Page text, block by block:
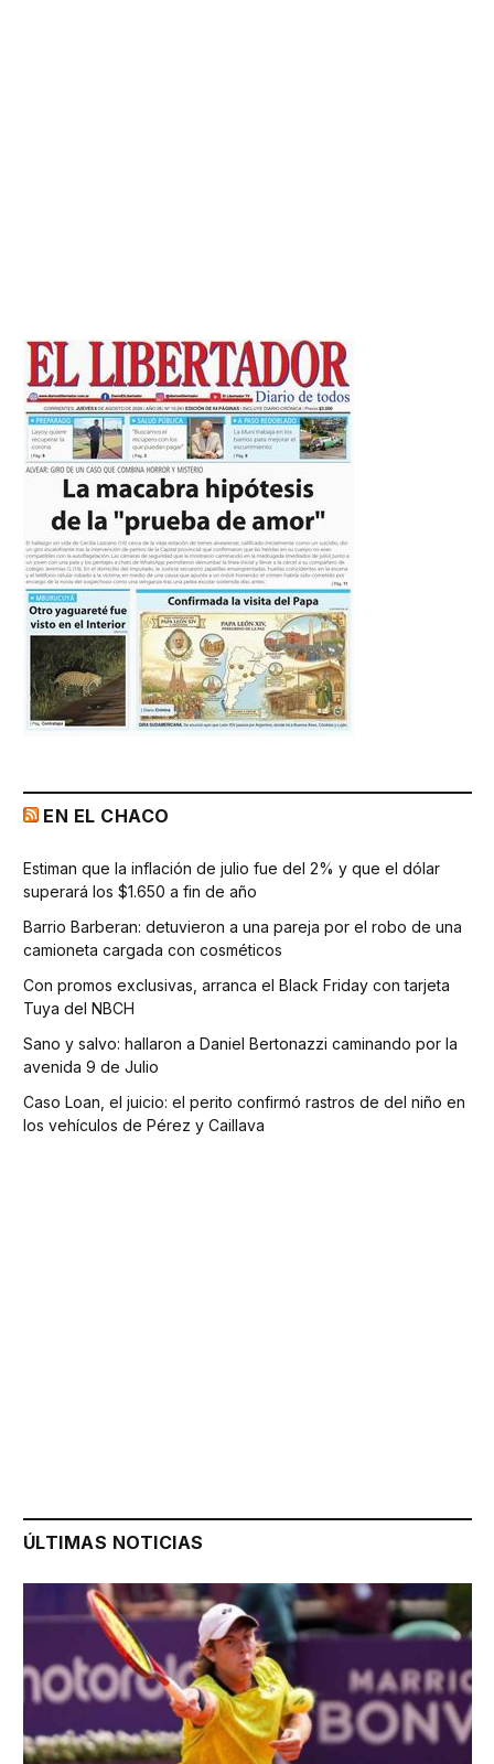
EN EL CHACO
Estiman que la inflación de julio fue del 2% y que el dólar
superará los $1.650 a fin de año
Barrio Barberan: detuvieron a una pareja por el robo de una
camioneta cargada con cosméticos
Con promos exclusivas, arranca el Black Friday con tarjeta
Tuya del NBCH
Sano y salvo: hallaron a Daniel Bertonazzi caminando por la
avenida 9 de Julio
Caso Loan, el juicio: el perito confirmó rastros de del niño en
los vehículos de Pérez y Caillava
ÚLTIMAS NOTICIAS